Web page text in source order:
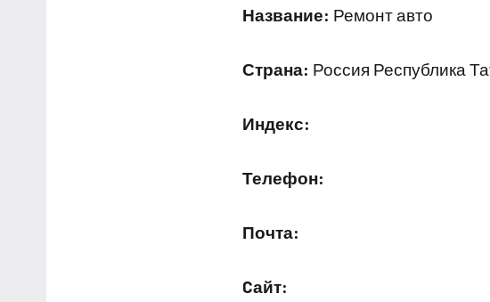
Название: Ремонт авто
Страна: Россия Республика
Индекс:
Телефон:
Почта:
Cайт: